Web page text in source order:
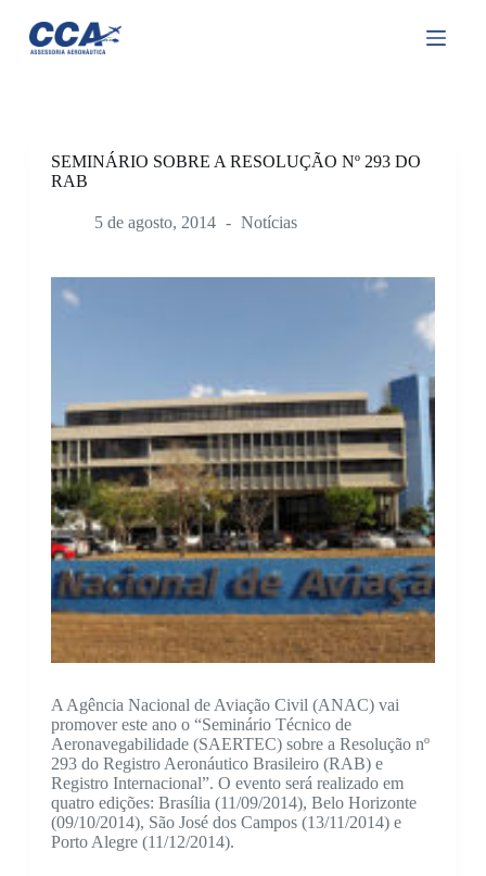
u
SEMINÁRIO SOBRE A RESOLUÇÃO Nº 293 DO
RAB
5 de agosto, 2014 Notícias
A Agência Nacional de Aviação Civil (ANAC) vai
promover este ano o “Seminário Técnico de
Aeronavegabilidade (SAERTEC) sobre a Resolução nº
293 do Registro Aeronáutico Brasileiro (RAB) e
Registro Internacional”. O evento será realizado em
quatro edições: Brasília (11/09/2014), Belo Horizonte
(09/10/2014), São José dos Campos (13/11/2014) e
Porto Alegre (11/12/2014).